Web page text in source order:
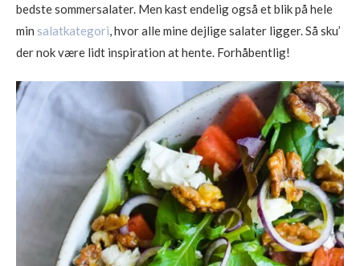
bedste sommersalater. Men kast endelig også et blik på hele
min salatkategori, hvor alle mine dejlige salater ligger. Så sku’
der nok være lidt inspiration at hente. Forhåbentlig!